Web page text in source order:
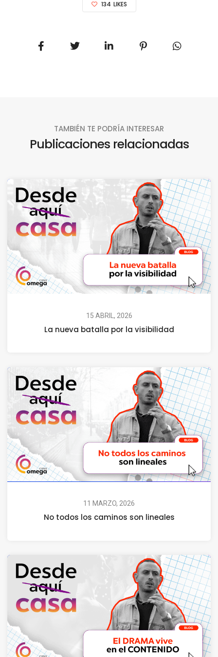
134 LIKES
TAMBIÉN TE PODRÍA INTERESAR
Publicaciones relacionadas
15 ABRIL, 2026
La nueva batalla por la visibilidad
11 MARZO, 2026
No todos los caminos son lineales